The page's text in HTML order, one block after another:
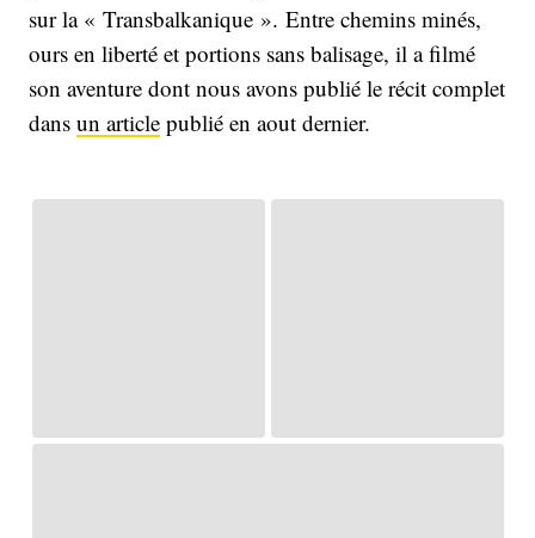
sur la « Transbalkanique ». Entre chemins minés,
ours en liberté et portions sans balisage, il a filmé
son aventure dont nous avons publié le récit complet
dans un article publié en aout dernier.